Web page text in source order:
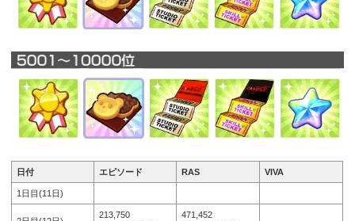
日付 エピソード RAS VIVA
1日目(11日)
213,750
471,452